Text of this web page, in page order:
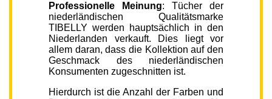
Professionelle Meinung: Tücher der
niederländischen Qualitätsmarke
TIBELLY werden hauptsächlich in den
Niederlanden verkauft. Dies liegt vor
allem daran, dass die Kollektion auf den
Geschmack des niederländischen
Konsumenten zugeschnitten ist.
Hierdurch ist die Anzahl der Farben und